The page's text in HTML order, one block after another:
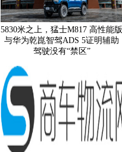
5830米之上，猛士M817 高性能版
与华为乾崑智驾ADS 5证明辅助
驾驶没有“禁区”